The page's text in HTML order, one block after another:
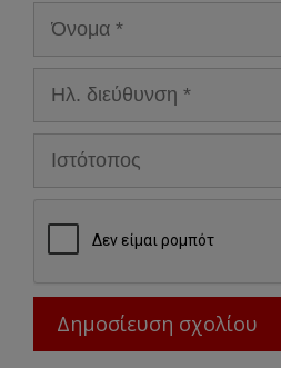
Όνομα
Ηλ.
διεύθυνση
Ιστότοπος